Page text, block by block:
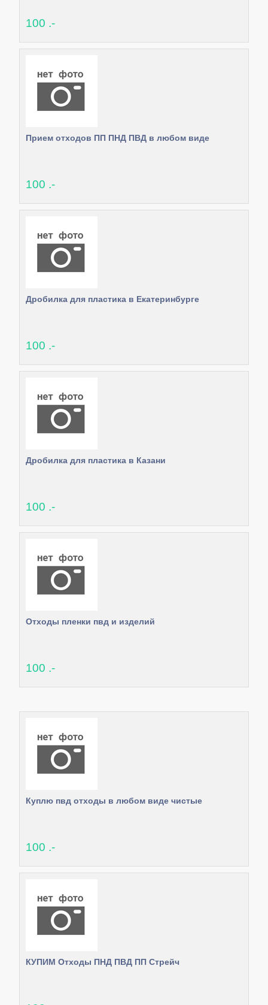
100 .-
Прием отходов ПП ПНД ПВД в любом виде
100 .-
Дробилка для пластика в Екатеринбурге
100 .-
Дробилка для пластика в Казани
100 .-
Отходы пленки пвд и изделий
100 .-
Куплю пвд отходы в любом виде чистые
100 .-
КУПИМ Отходы ПНД ПВД ПП Стрейч